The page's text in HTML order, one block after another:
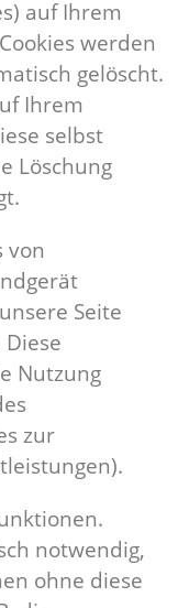
auf Ihrem
werden
gelöscht.
Ihrem
selbst
Löschung
von
Seite
Nutzung
zur
notwendig,
ohne diese